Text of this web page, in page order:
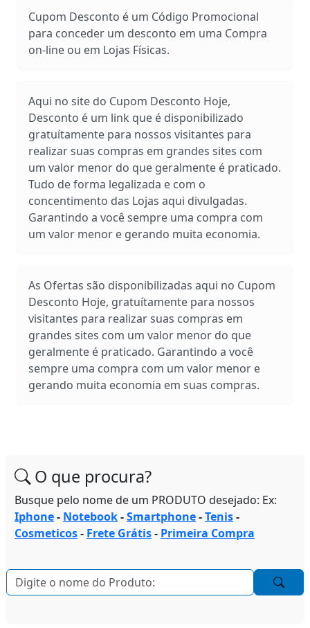
Cupom Desconto é um Código Promocional
para conceder um desconto em uma Compra
on-line ou em Lojas Físicas.
Aqui no site do Cupom Desconto Hoje,
Desconto é um link que é disponibilizado
gratuítamente para nossos visitantes para
realizar suas compras em grandes sites com
um valor menor do que geralmente é praticado.
Tudo de forma legalizada e com o
concentimento das Lojas aqui divulgadas.
Garantindo a você sempre uma compra com
um valor menor e gerando muita economia.
As Ofertas são disponibilizadas aqui no Cupom
Desconto Hoje, gratuítamente para nossos
visitantes para realizar suas compras em
grandes sites com um valor menor do que
geralmente é praticado. Garantindo a você
sempre uma compra com um valor menor e
gerando muita economia em suas compras.
O que procura?
Busque pelo nome de um PRODUTO desejado: Ex:
Iphone- Notebook-Smartphone-Tenis-
Cosmeticos- Frete Grátis- Primeira Compra